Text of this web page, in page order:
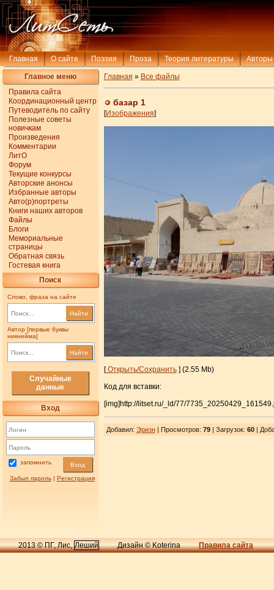
Главная О сайте Поэзия Проза Теория литературы Авторы
Главное меню
Правила сайта
Координационный центр
Путеводитель по сайту
Полезные советы
новичкам
Произведения
Комментарии
ЛитО
Форум
Текущие конкурсы
Авторские анонсы
Избранные авторы
Авто(р)портреты
Книги наших авторов
Файлы
Блоги
Мемориальные
страницы
Обратная связь
Гостевая книга
Поиск
Слово, фраза на сайте
Найти
Автор [первые буквы
никнейма]
Найти
Случайные
данные
Вход
запомнить Вход
Забыл пароль| Регистрация
Главная » Все файлы
базар 1
[Изображения]
[Открыть/Сохранить] (2.55 Mb)
Код для вставки:
[img]http://litset.ru/_ld/77/
Добавил: Эризн| Просмотров: 79| Загрузок: 60|
2013 © ПГ, Лис,Леший Дизайн © Koterina Правила сайта